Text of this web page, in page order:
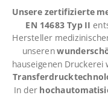
Unsere zertifizierte
EN 14683 Typ II
Hersteller
unseren
hauseigenen Druckerei
In der